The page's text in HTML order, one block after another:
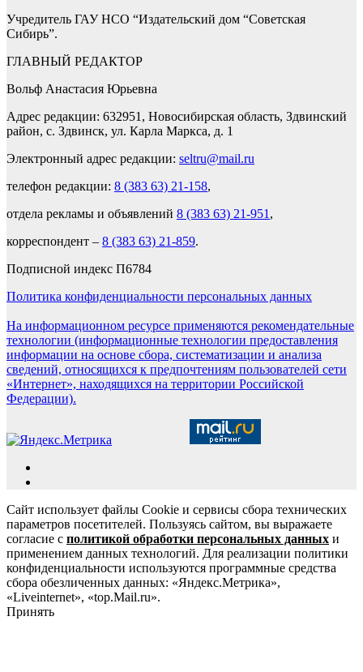
Учредитель ГАУ НСО “Издательский дом “Советская
Сибирь”.
ГЛАВНЫЙ РЕДАКТОР
Вольф Анастасия Юрьевна
Адрес редакции: 632951, Новосибирская область, Здвинский
район, с. Здвинск, ул. Карла Маркса, д. 1
Электронный адрес редакции: seltru@mail.ru
телефон редакции: 8 (383 63) 21-158,
отдела рекламы и объявлений 8 (383 63) 21-951 ,
корреспондент – 8 (383 63) 21-859.
Подписной индекс П6784
Политика конфиденциальности персональных данных
На информационном ресурсе применяются рекомендательные
технологии (информационные технологии предоставления
информации на основе сбора, систематизации и анализа
сведений, относящихся к предпочтениям пользователей сети
«Интернет», находящихся на территории Российской
Федерации).
Сайт использует файлы Cookie и сервисы сбора технических
параметров посетителей. Пользуясь сайтом, вы выражаете
согласие с политикой обработки персональных данных и
применением данных технологий. Для реализации политики
конфиденциальности используются программные средства
сбора обезличенных данных: «Яндекс.Метрика»,
«Liveinternet», «top.Mail.ru».
Принять